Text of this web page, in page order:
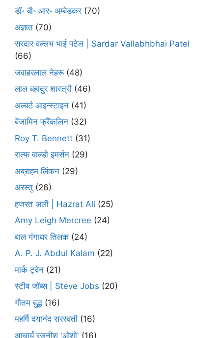
डॉ॰ बी॰ आर॰ अम्बेडकर(70)
अज्ञात (70)
सरदार वल्लभ भाई पटेल | Sardar Vallabhbhai Patel
(66)
जवाहरलाल नेहरू(48)
लाल बहादुर शास्त्री (46)
अल्बर्ट आइन्स्टाइन (41)
बेंजामिन फ्रैंकलिन (32)
Roy T. Bennett (31)
राल्फ वाल्डो इमर्सन (29)
अब्राहम लिंकन (29)
अरस्तु (26)
हजरत अली | Hazrat Ali (25)
Amy Leigh Mercree (24)
बाल गंगाधर तिलक (24)
A. P. J. Abdul Kalam (22)
मार्क ट्वेन (21)
स्टीव जॉब्स | Steve Jobs (20)
गौतम बुद्ध (16)
महर्षि दयानंद सरस्वती (16)
आचार्य रजनीश 'ओशो' (16)